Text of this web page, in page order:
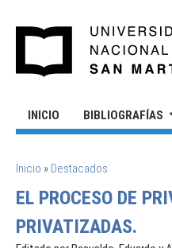
INICIO BIBLIOGRAFÍAS
SE ENCUENTRA USTED AQUÍ
Inicio » Destacados
EL PROCESO DE
PRIVATIZADAS.